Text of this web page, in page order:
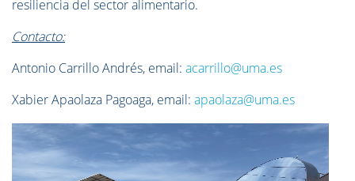
resiliencia del sector alimentario.
Contacto:
Antonio Carrillo Andrés, email: acarrillo@uma.es
Xabier Apaolaza Pagoaga, email: apaolaza@uma.es